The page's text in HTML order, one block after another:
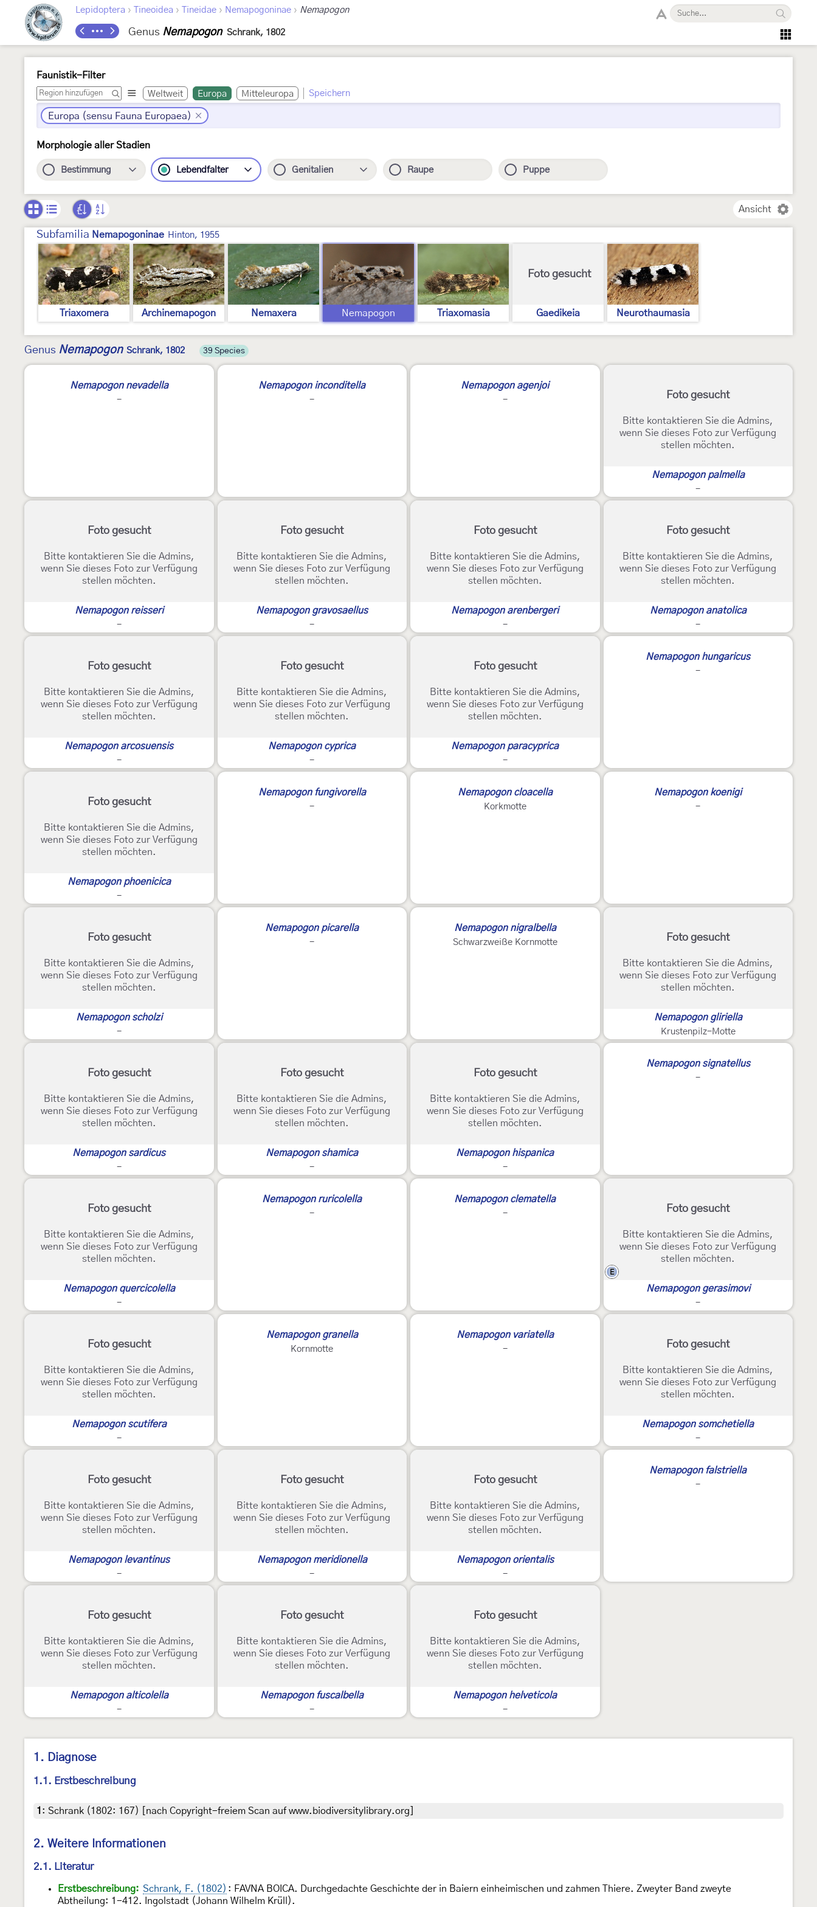
Lepidoptera › Tineoidea › Tineidae › Nemapogoninae › Nemapogon
Genus Nemapogon Schrank, 1802
Faunistik-Filter
Weltweit Europa Mitteleuropa Speichern
Europa (sensu Fauna Europaea)
Morphologie aller Stadien
Bestimmung Lebendfalter Genitalien Raupe Puppe
Ansicht
Subfamilia Nemapogoninae Hinton, 1955
Triaxomera Archinemapogon Nemaxera Nemapogon Triaxomasia
Foto gesucht
Gaedikeia Neurothaumasia
Genus Nemapogon Schrank, 1802 39 Species
Nemapogon nevadella
-
Nemapogon inconditella
-
Nemapogon agenjoi
- Foto gesucht
Bitte kontaktieren Sie die Admins,
wenn Sie dieses Foto zur Verfügung
stellen möchten.
Nemapogon palmella
-
Foto gesucht
Bitte kontaktieren Sie die Admins,
wenn Sie dieses Foto zur Verfügung
stellen möchten.
Nemapogon reisseri
-
Foto gesucht
Bitte kontaktieren Sie die Admins,
wenn Sie dieses Foto zur Verfügung
stellen möchten.
Nemapogon gravosaellus
-
Foto gesucht
Bitte kontaktieren Sie die Admins,
wenn Sie dieses Foto zur Verfügung
stellen möchten.
Nemapogon arenbergeri
-
Foto gesucht
Bitte kontaktieren Sie die Admins,
wenn Sie dieses Foto zur Verfügung
stellen möchten.
Nemapogon anatolica
-
Foto gesucht
Bitte kontaktieren Sie die Admins,
wenn Sie dieses Foto zur Verfügung
stellen möchten.
Nemapogon arcosuensis
-
Foto gesucht
Bitte kontaktieren Sie die Admins,
wenn Sie dieses Foto zur Verfügung
stellen möchten.
Nemapogon cyprica
-
Foto gesucht
Bitte kontaktieren Sie die Admins,
wenn Sie dieses Foto zur Verfügung
stellen möchten.
Nemapogon paracyprica
-
Nemapogon hungaricus
-
Foto gesucht
Bitte kontaktieren Sie die Admins,
wenn Sie dieses Foto zur Verfügung
stellen möchten.
Nemapogon phoenicica
-
Nemapogon fungivorella
-
Nemapogon cloacella
Korkmotte
Nemapogon koenigi
-
Foto gesucht
Bitte kontaktieren Sie die Admins,
wenn Sie dieses Foto zur Verfügung
stellen möchten.
Nemapogon scholzi
-
Nemapogon picarella
-
Nemapogon nigralbella
Schwarzweiße Kornmotte Foto gesucht
Bitte kontaktieren Sie die Admins,
wenn Sie dieses Foto zur Verfügung
stellen möchten.
Nemapogon gliriella
Krustenpilz-Motte
Foto gesucht
Bitte kontaktieren Sie die Admins,
wenn Sie dieses Foto zur Verfügung
stellen möchten.
Nemapogon sardicus
-
Foto gesucht
Bitte kontaktieren Sie die Admins,
wenn Sie dieses Foto zur Verfügung
stellen möchten.
Nemapogon shamica
-
Foto gesucht
Bitte kontaktieren Sie die Admins,
wenn Sie dieses Foto zur Verfügung
stellen möchten.
Nemapogon hispanica
-
Nemapogon signatellus
-
Foto gesucht
Bitte kontaktieren Sie die Admins,
wenn Sie dieses Foto zur Verfügung
stellen möchten.
Nemapogon quercicolella
-
Nemapogon ruricolella
-
Nemapogon clematella
- Foto gesucht
Bitte kontaktieren Sie die Admins,
wenn Sie dieses Foto zur Verfügung
stellen möchten.
E
Nemapogon gerasimovi
-
Foto gesucht
Bitte kontaktieren Sie die Admins,
wenn Sie dieses Foto zur Verfügung
stellen möchten.
Nemapogon scutifera
-
Nemapogon granella
Kornmotte
Nemapogon variatella
- Foto gesucht
Bitte kontaktieren Sie die Admins,
wenn Sie dieses Foto zur Verfügung
stellen möchten.
Nemapogon somchetiella
-
Foto gesucht
Bitte kontaktieren Sie die Admins,
wenn Sie dieses Foto zur Verfügung
stellen möchten.
Nemapogon levantinus
-
Foto gesucht
Bitte kontaktieren Sie die Admins,
wenn Sie dieses Foto zur Verfügung
stellen möchten.
Nemapogon meridionella
-
Foto gesucht
Bitte kontaktieren Sie die Admins,
wenn Sie dieses Foto zur Verfügung
stellen möchten.
Nemapogon orientalis
-
Nemapogon falstriella
-
Foto gesucht
Bitte kontaktieren Sie die Admins,
wenn Sie dieses Foto zur Verfügung
stellen möchten.
Nemapogon alticolella
-
Foto gesucht
Bitte kontaktieren Sie die Admins,
wenn Sie dieses Foto zur Verfügung
stellen möchten.
Nemapogon fuscalbella
-
Foto gesucht
Bitte kontaktieren Sie die Admins,
wenn Sie dieses Foto zur Verfügung
stellen möchten.
Nemapogon helveticola
-
1. Diagnose
1.1. Erstbeschreibung
1 : Schrank (1802: 167) [nach Copyright-freiem Scan auf www.biodiversitylibrary.org]
2. Weitere Informationen
2.1. Literatur
Erstbeschreibung: Schrank, F. (1802) : FAVNA BOICA. Durchgedachte Geschichte der in Baiern einheimischen und zahmen Thiere. Zweyter Band zweyte
Abtheilung: 1-412. Ingolstadt (Johann Wilhelm Krüll).